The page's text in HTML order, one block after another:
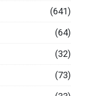
(641)
(64)
(32)
(73)